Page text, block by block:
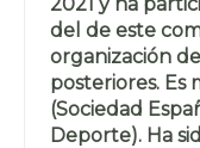
del de este
organización
posteriores. Es
(Sociedad
Deporte). Ha